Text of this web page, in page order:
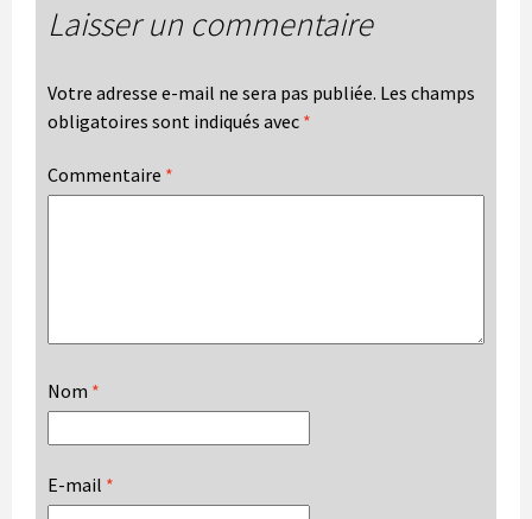
Laisser un commentaire
Votre adresse e-mail ne sera pas publiée. Les champs
obligatoires sont indiqués avec *
Commentaire *
Nom *
E-mail *